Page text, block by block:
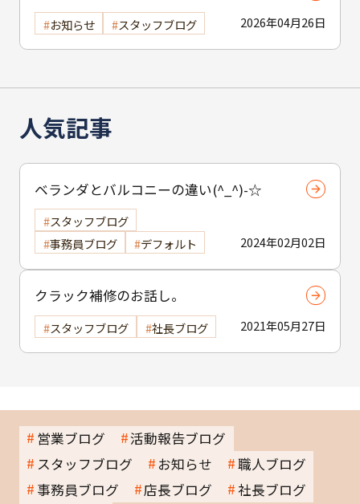
2026年04月26日
お知らせ スタッフブログ
人気記事
ベランダとバルコニーの違い(^_^)-☆
2024年02月02日
スタッフブログ
事務員ブログ
デフォルト
クラック補修のお話し。
2021年05月27日
スタッフブログ 社長ブログ
営業ブログ
活動報告ブログ
スタッフブログ
お知らせ
職人ブログ
事務員ブログ
店長ブログ
社長ブログ